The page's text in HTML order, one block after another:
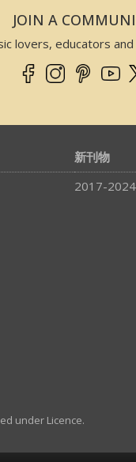
JOIN A
lovers, educators
新刊物
2017-2024
under Licence.